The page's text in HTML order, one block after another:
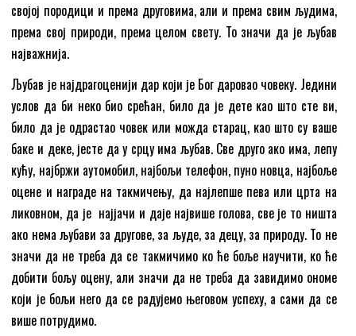
својој породици и према друговима, али и према свим људима,
према свој природи, према целом свету. То значи да је љубав
најважнија.
Љубав је најдрагоценији дар који је Бог даровао човеку. Једини
услов да би неко био срећан, било да је дете као што сте ви,
било да је одрастао човек или можда старац, као што су ваше
баке и деке, јесте да у срцу има љубав. Све друго ако има, лепу
кућу, најбржи аутомобил, најбољи телефон, пуно новца, најбоље
оцене и награде на такмичењу, да најлепше пева или црта на
ликовном, да је најјачи и даје највише голова, све је то ништа
ако нема љубави за другове, за људе, за децу, за природу. То не
значи да не треба да се такмичимо ко ће боље научити, ко ће
добити бољу оцену, али значи да не треба да завидимо ономе
који је бољи него да се радујемо његовом успеху, а сами да се
више потрудимо.